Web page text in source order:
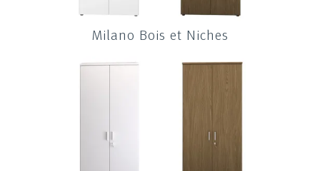
Milano Bois et Niches